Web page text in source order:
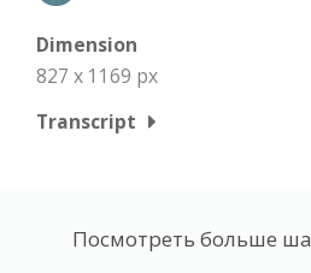
Dimension
827 x 1169 px
Transcript
Посмотреть больше